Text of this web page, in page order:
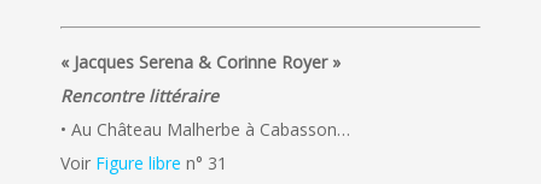
« Jacques Serena & Corinne Royer »
Rencontre littéraire
• Au Château Malherbe à Cabasson…
Voir Figure libre n° 31